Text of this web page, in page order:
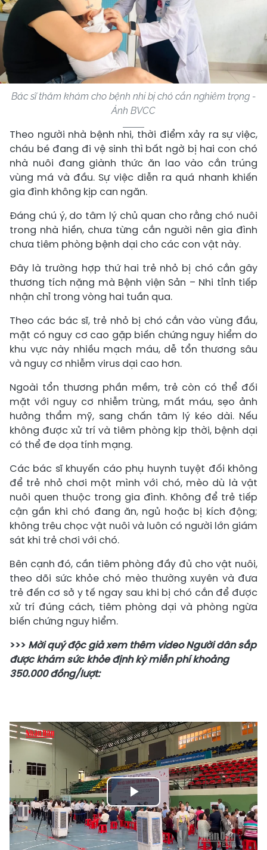
Bác sĩ thăm khám cho bệnh nhi bị chó cắn nghiêm trọng -
Ảnh BVCC
Theo người nhà bệnh nhi, thời điểm xảy ra sự việc,
cháu bé đang đi vệ sinh thì bất ngờ bị hai con chó
nhà nuôi đang giành thức ăn lao vào cắn trúng
vùng má và đầu. Sự việc diễn ra quá nhanh khiến
gia đình không kịp can ngăn.
Đáng chú ý, do tâm lý chủ quan cho rằng chó nuôi
trong nhà hiền, chưa từng cắn người nên gia đình
chưa tiêm phòng bệnh dại cho các con vật này.
Đây là trường hợp thứ hai trẻ nhỏ bị chó cắn gây
thương tích nặng mà Bệnh viện Sản – Nhi tỉnh tiếp
nhận chỉ trong vòng hai tuần qua.
Theo các bác sĩ, trẻ nhỏ bị chó cắn vào vùng đầu,
mặt có nguy cơ cao gặp biến chứng nguy hiểm do
khu vực này nhiều mạch máu, dễ tổn thương sâu
và nguy cơ nhiễm virus dại cao hơn.
Ngoài tổn thương phần mềm, trẻ còn có thể đối
mặt với nguy cơ nhiễm trùng, mất máu, sẹo ảnh
hưởng thẩm mỹ, sang chấn tâm lý kéo dài. Nếu
không được xử trí và tiêm phòng kịp thời, bệnh dại
có thể đe dọa tính mạng.
Các bác sĩ khuyến cáo phụ huynh tuyệt đối không
để trẻ nhỏ chơi một mình với chó, mèo dù là vật
nuôi quen thuộc trong gia đình. Không để trẻ tiếp
cận gần khi chó đang ăn, ngủ hoặc bị kích động;
không trêu chọc vật nuôi và luôn có người lớn giám
sát khi trẻ chơi với chó.
Bên cạnh đó, cần tiêm phòng đầy đủ cho vật nuôi,
theo dõi sức khỏe chó mèo thường xuyên và đưa
trẻ đến cơ sở y tế ngay sau khi bị chó cắn để được
xử trí đúng cách, tiêm phòng dại và phòng ngừa
biến chứng nguy hiểm.
>>> Mời quý độc giả xem thêm video Người dân sắp
được khám sức khỏe định kỳ miễn phí khoảng
350.000 đồng/lượt:
Play
Video